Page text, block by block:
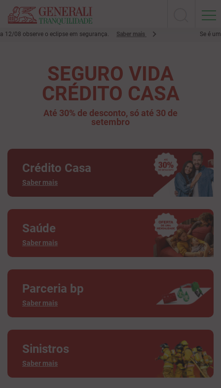
08 observe o eclipse em segurança. Saber mais Se é um
SEGURO VIDA
CRÉDITO CASA
Até 30% de desconto, só até 30 de
setembro
Crédito Casa
Saber mais
Saúde
Saber mais
Parceria bp
Saber mais
Sinistros
Saber mais